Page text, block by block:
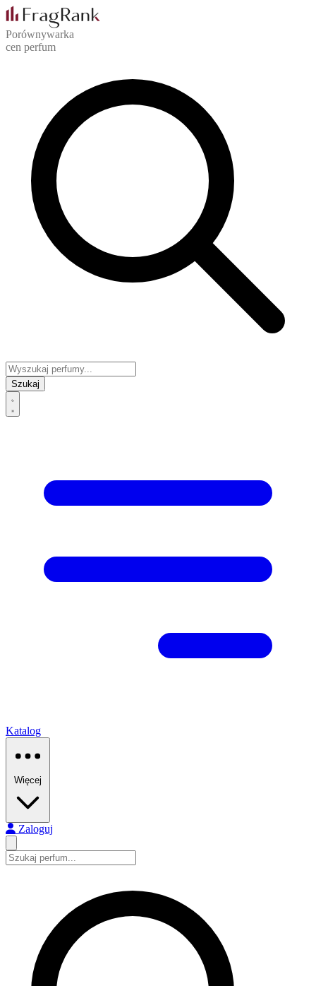
Porównywarka
cen perfum
Szukaj
Katalog
Więcej
Zaloguj